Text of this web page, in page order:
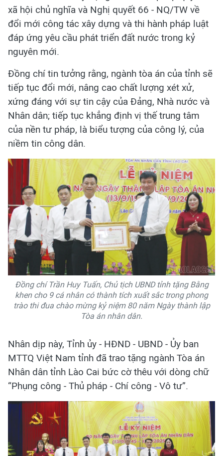
xã hội chủ nghĩa và Nghị quyết 66 - NQ/TW về
đổi mới công tác xây dựng và thi hành pháp luật
đáp ứng yêu cầu phát triển đất nước trong kỷ
nguyên mới.
Đồng chí tin tưởng rằng, ngành tòa án của tỉnh sẽ
tiếp tục đổi mới, nâng cao chất lượng xét xử,
xứng đáng với sự tin cậy của Đảng, Nhà nước và
Nhân dân; tiếp tục khẳng định vị thế trung tâm
của nền tư pháp, là biểu tượng của công lý, của
niềm tin công dân.
Đồng chí Trần Huy Tuấn, Chủ tịch UBND tỉnh tặng Bằng
khen cho 9 cá nhân có thành tích xuất sắc trong phong
trào thi đua chào mừng kỷ niệm 80 năm Ngày thành lập
Tòa án nhân dân.
Nhân dịp này, Tỉnh ủy - HĐND - UBND - Ủy ban
MTTQ Việt Nam tỉnh đã trao tặng ngành Tòa án
Nhân dân tỉnh Lào Cai bức cờ thêu với dòng chữ
“Phụng công - Thủ pháp - Chí công - Vô tư”.